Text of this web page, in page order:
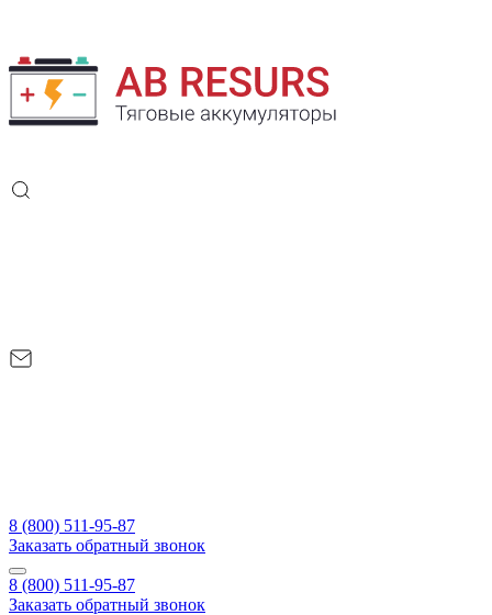
8 (800) 511-95-87
Заказать обратный звонок
8 (800) 511-95-87
Заказать обратный звонок